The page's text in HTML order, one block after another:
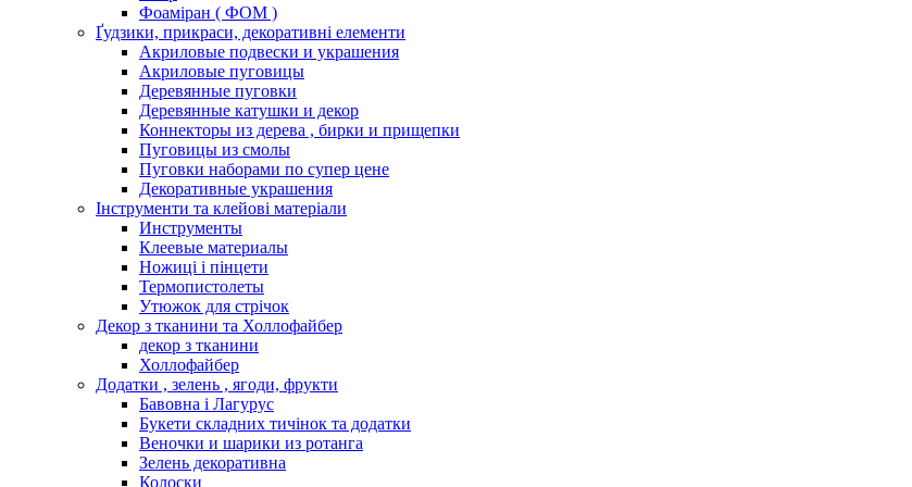
Фоаміран ( ФОМ )
Ґудзики, прикраси, декоративні елементи
Акриловые подвески и украшения
Акриловые пуговицы
Деревянные пуговки
Деревянные катушки и декор
Коннекторы из дерева , бирки и прищепки
Пуговицы из смолы
Пуговки наборами по супер цене
Декоративные украшения
Інструменти та клейові матеріали
Инструменты
Клеевые материалы
Ножиці і пінцети
Термопистолеты
Утюжок для стрічок
Декор з тканини та Холлофайбер
декор з тканини
Холлофайбер
Додатки , зелень , ягоди, фрукти
Бавовна і Лагурус
Букети складних тичінок та додатки
Веночки и шарики из ротанга
Зелень декоративна
Колоски